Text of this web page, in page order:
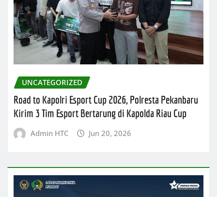
UNCATEGORIZED
Road to Kapolri Esport Cup 2026, Polresta Pekanbaru
Kirim 3 Tim Esport Bertarung di Kapolda Riau Cup
Admin HTC Jun 20, 2026